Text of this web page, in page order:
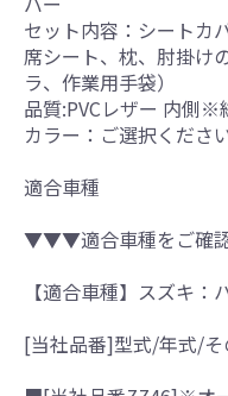
セット内容：シートカ
席シート、枕、肘掛け
ラ、作業用手袋）
品質:PVCレザー 内側※
カラー：ご選択くださ
適合車種
▼▼▼適合車種をご確
【適合車種】スズキ：
[当社品番]型式/年式/